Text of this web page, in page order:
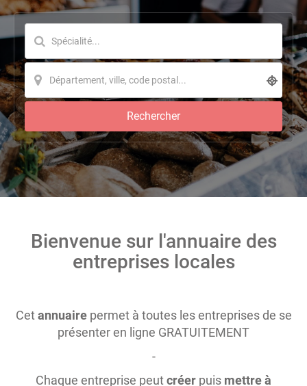
Rechercher
Bienvenue sur l'annuaire des
entreprises locales
Cetannuaire permet à toutes les entreprises de se
présenter en ligne GRATUITEMENT
-
Chaque entreprise peutcréer puis mettre à